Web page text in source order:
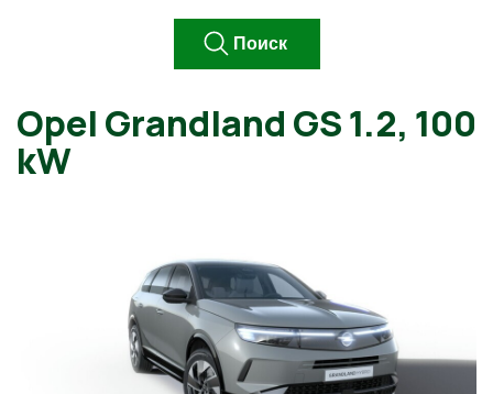
Opel Grandland GS 1.2, 100
kW